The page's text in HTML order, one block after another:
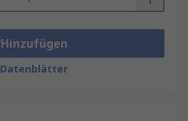
Hinzufügen
Datenblätter